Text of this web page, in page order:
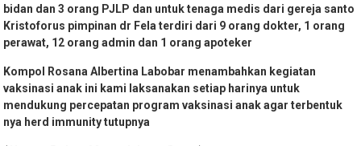
bidan dan 3 orang PJLP dan untuk tenaga medis dari gereja santo
Kristoforus pimpinan dr Fela terdiri dari 9 orang dokter, 1 orang
perawat, 12 orang admin dan 1 orang apoteker
Kompol Rosana Albertina Labobar menambahkan kegiatan
vaksinasi anak ini kami laksanakan setiap harinya untuk
mendukung percepatan program vaksinasi anak agar terbentuk
nya herd immunity tutupnya